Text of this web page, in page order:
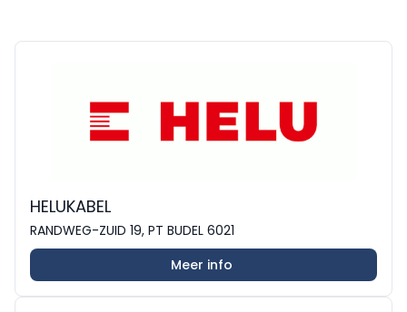
HELUKABEL
RANDWEG-ZUID 19, PT BUDEL 6021
Meer info